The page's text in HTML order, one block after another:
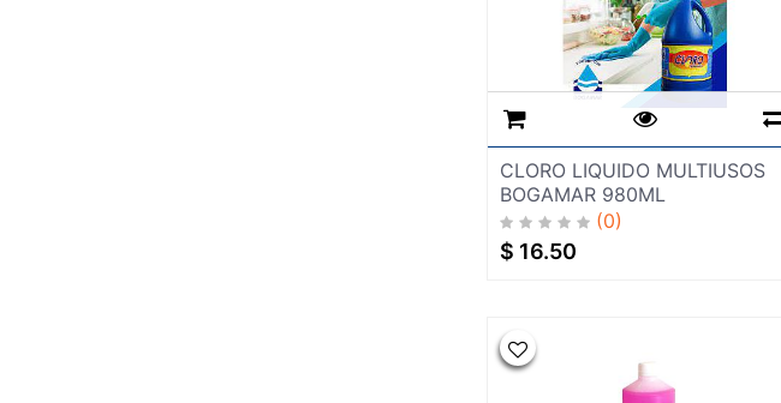
CLORO LIQUIDO MULTIUSOS
BOGAMAR 980ML
(0)
$ 16.50